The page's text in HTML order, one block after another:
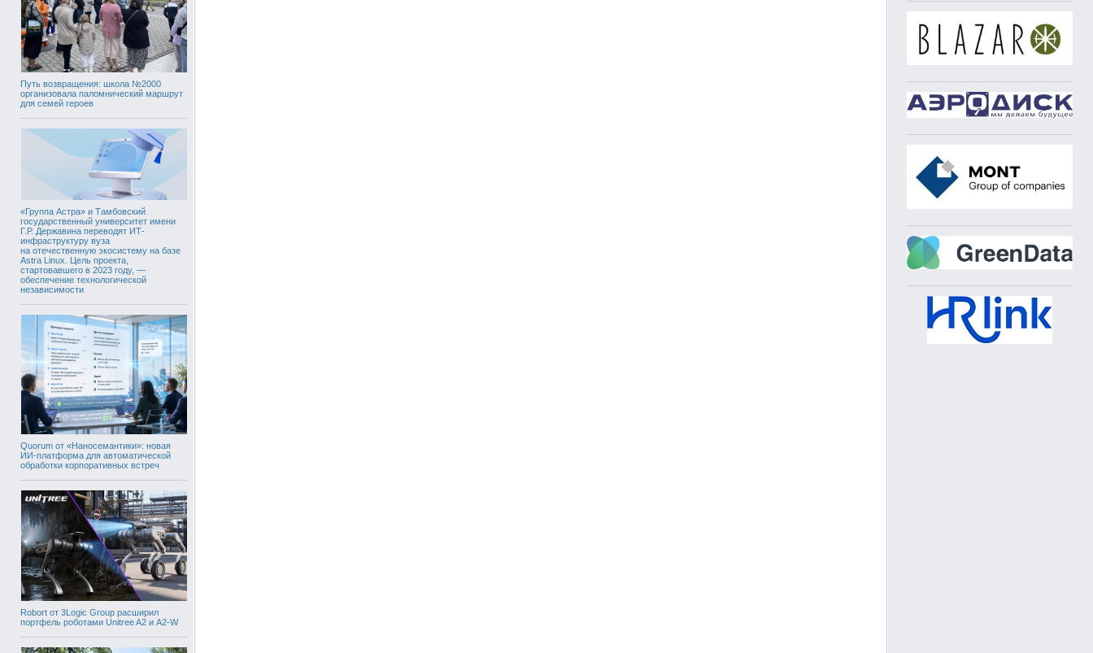
Путь возвращения: школа №2000
организовала паломнический маршрут
для семей героев
«Группа Астра» и Тамбовский
государственный университет имени
Г.Р. Державина переводят ИТ-
инфраструктуру вуза
на отечественную экосистему на базе
Astra Linux. Цель проекта,
стартовавшего в 2023 году, —
обеспечение технологической
независимости
Quorum от «Наносемантики»: новая
ИИ-платформа для автоматической
обработки корпоративных встреч
Robort от 3Logic Group расширил
портфель роботами Unitree A2 и A2-W